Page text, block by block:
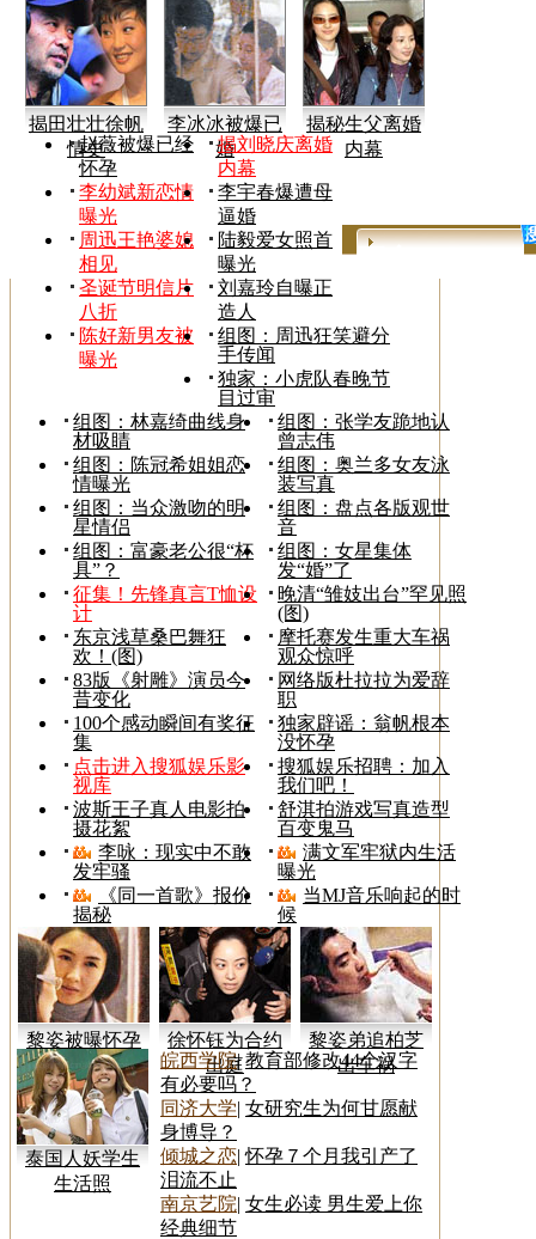
揭田壮壮徐帆
情史
李冰冰被爆已
婚
揭秘生父离婚
内幕
赵薇被爆已经
怀孕
揭刘晓庆离婚
内幕
李幼斌新恋情
曝光
李宇春爆遭母
逼婚
周迅王艳婆媳
相见
陆毅爱女照首
曝光
圣诞节明信片
八折
刘嘉玲自曝正
造人
陈好新男友被
曝光
组图：周迅狂笑避分
手传闻
独家：小虎队春晚节
目过审
组图：林嘉绮曲线身
材吸睛
组图：张学友跪地认
曾志伟
组图：陈冠希姐姐恋
情曝光
组图：奥兰多女友泳
装写真
组图：当众激吻的明
星情侣
组图：盘点各版观世
音
组图：富豪老公很“杯
具”？
组图：女星集体
发“婚”了
征集！先锋真言T恤设
计
晚清“雏妓出台”罕见照
(图)
东京浅草桑巴舞狂
欢！(图)
摩托赛发生重大车祸
观众惊呼
83版《射雕》演员今
昔变化
网络版杜拉拉为爱辞
职
100个感动瞬间有奖征
集
独家辟谣：翁帆根本
没怀孕
点击进入搜狐娱乐影
视库
搜狐娱乐招聘：加入
我们吧！
波斯王子真人电影拍
摄花絮
舒淇拍游戏写真造型
百变鬼马
李咏：现实中不敢
发牢骚
满文军牢狱内生活
曝光
《同一首歌》报价
揭秘
当MJ音乐响起的时
候
黎姿被曝怀孕
两个月
徐怀钰为合约
出庭
黎姿弟追柏芝
出车祸
泰国人妖学生
生活照
皖西学院|教育部修改44个汉字
有必要吗？
同济大学| 女研究生为何甘愿献
身博导？
倾城之恋|怀孕７个月我引产了
泪流不止
南京艺院| 女生必读 男生爱上你
经典细节